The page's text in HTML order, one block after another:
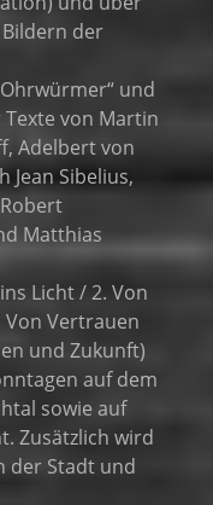
der
und
von Martin
Adelbert von
Jean Sibelius,
Matthias
Licht / 2. Von
Vertrauen
und Zukunft)
auf dem
sowie auf
Zusätzlich wird
der Stadt und